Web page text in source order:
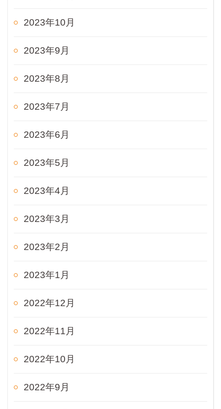
2023年10月
2023年9月
2023年8月
2023年7月
2023年6月
2023年5月
2023年4月
2023年3月
2023年2月
2023年1月
2022年12月
2022年11月
2022年10月
2022年9月